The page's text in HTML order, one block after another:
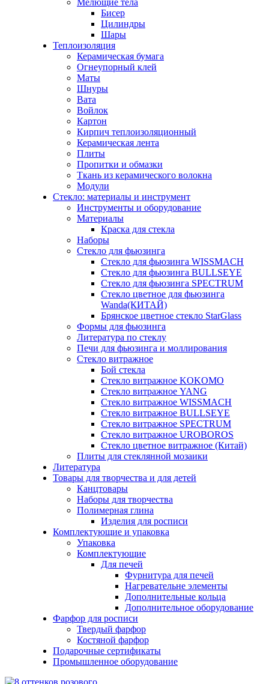
Мелющие тела
Бисер
Цилиндры
Шары
Теплоизоляция
Керамическая бумага
Огнеупорный клей
Маты
Шнуры
Вата
Войлок
Картон
Кирпич теплоизоляционный
Керамическая лента
Плиты
Пропитки и обмазки
Ткань из керамического волокна
Модули
Стекло: материалы и инструмент
Инструменты и оборудование
Материалы
Краска для стекла
Наборы
Стекло для фьюзинга
Стекло для фьюзинга WISSMACH
Стекло для фьюзинга BULLSEYE
Стекло для фьюзинга SPECTRUM
Стекло цветное для фьюзинга
Wanda(КИТАЙ)
Брянское цветное стекло StarGlass
Формы для фьюзинга
Литература по стеклу
Печи для фьюзинга и моллирования
Стекло витражное
Бой стекла
Стекло витражное KOKOMO
Стекло витражное YANG
Стекло витражное WISSMACH
Стекло витражное BULLSEYE
Стекло витражное SPECTRUM
Стекло витражное UROBOROS
Стекло цветное витражное (Китай)
Плиты для стеклянной мозаики
Литература
Товары для творчества и для детей
Канцтовары
Наборы для творчества
Полимерная глина
Изделия для росписи
Комплектующие и упаковка
Упаковка
Комплектующие
Для печей
Фурнитура для печей
Нагревательне элементы
Дополнительные кольца
Дополнительное оборудование
Фарфор для росписи
Твердый фарфор
Костяной фарфор
Подарочные сертификаты
Промышленное оборудование